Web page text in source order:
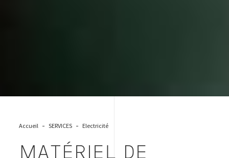
Accueil SERVICES Electricité
MATÉRIEL DE